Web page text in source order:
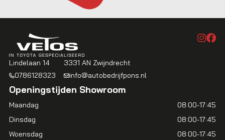
Lindelaan 14
3331 AN Zwijndrecht
0786128323
info@autobedrijfpons.nl
Openingstijden Showroom
Maandag
08:00-17:45
Dinsdag
08:00-17:45
Woensdag
08:00-17:45